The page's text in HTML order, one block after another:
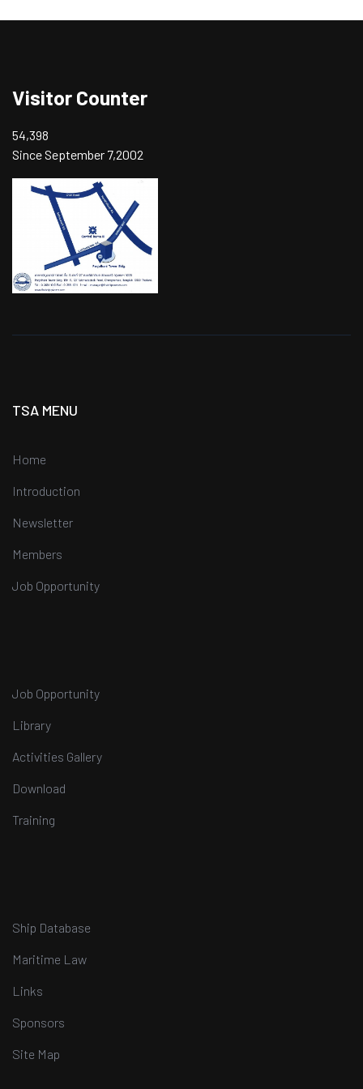
Visitor Counter
54,398
Since September 7,2002
TSA MENU
Home
Introduction
Newsletter
Members
Job Opportunity
Job Opportunity
Library
Activities Gallery
Download
Training
Ship Database
Maritime Law
Links
Sponsors
Site Map